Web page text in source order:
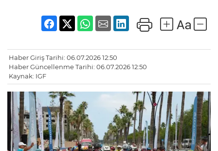
Haber Giriş Tarihi: 06.07.2026 12:50
Haber Güncellenme Tarihi: 06.07.2026 12:50
Kaynak: IGF